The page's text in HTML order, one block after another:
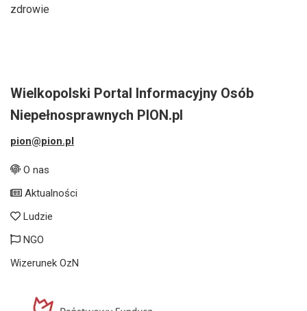
zdrowie
Wielkopolski Portal Informacyjny Osób
Niepełnosprawnych PION.pl
pion@pion.pl
O nas
Aktualności
Ludzie
NGO
Wizerunek OzN